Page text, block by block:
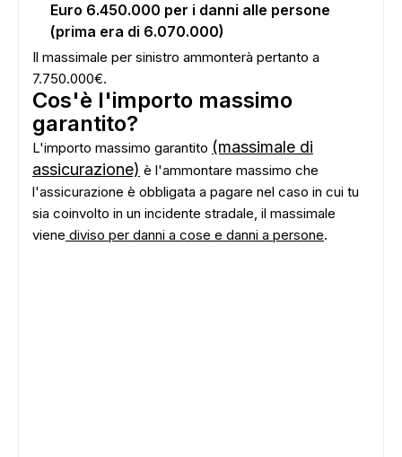
Euro 6.450.000 per i danni alle persone
(prima era di 6.070.000)
Il massimale per sinistro ammonterà pertanto a
7.750.000€.
Cos'è l'importo massimo
garantito?
L'importo massimo garantito (massimale di
assicurazione) è l'ammontare massimo che
l'assicurazione è obbligata a pagare nel caso in cui tu
sia coinvolto in un incidente stradale, il massimale
viene diviso per danni a cose e danni a persone.